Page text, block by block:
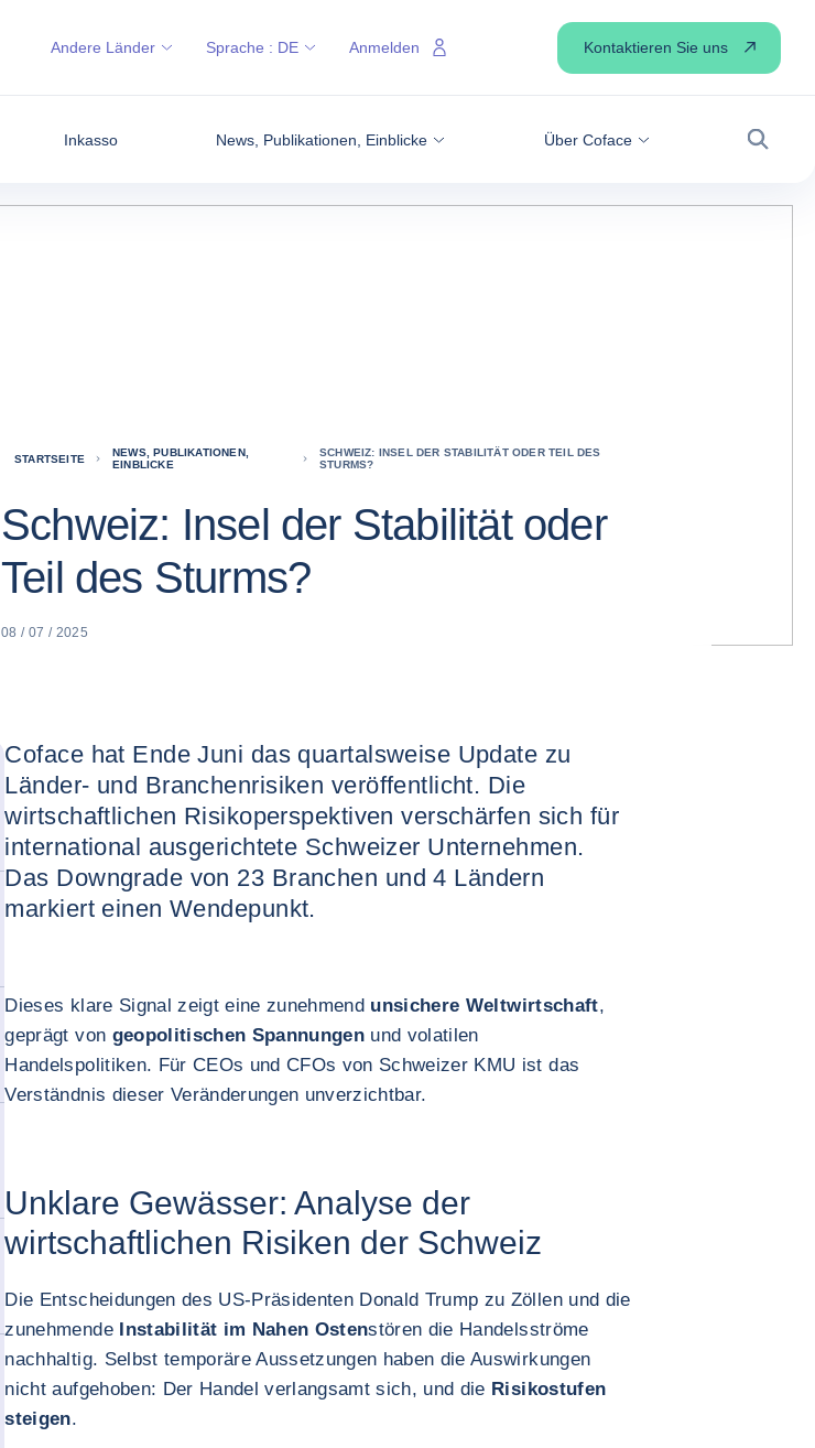
Inkasso News, Publikationen, Einblicke Über Coface
Suche
Andere Länder Sprache : DE Anmelden Kontaktieren Sie uns
STARTSEITE
NEWS, PUBLIKATIONEN,
EINBLICKE
SCHWEIZ: INSEL DER STABILITÄT ODER TEIL DES
STURMS?
Schweiz: Insel der Stabilität oder
Teil des Sturms?
08 / 07 / 2025
Coface hat Ende Juni das quartalsweise Update zu
Länder- und Branchenrisiken veröffentlicht. Die
wirtschaftlichen Risikoperspektiven verschärfen sich für
international ausgerichtete Schweizer Unternehmen.
Das Downgrade von 23 Branchen und 4 Ländern
markiert einen Wendepunkt.
Dieses klare Signal zeigt eine zunehmend unsichere Weltwirtschaft,
geprägt von geopolitischen Spannungen und volatilen
Handelspolitiken. Für CEOs und CFOs von Schweizer KMU ist das
Verständnis dieser Veränderungen unverzichtbar.
Unklare Gewässer: Analyse der
wirtschaftlichen Risiken der Schweiz
Die Entscheidungen des US-Präsidenten Donald Trump zu Zöllen und die
zunehmende Instabilität im Nahen Ostenstören die Handelsströme
nachhaltig. Selbst temporäre Aussetzungen haben die Auswirkungen
nicht aufgehoben: Der Handel verlangsamt sich, und die Risikostufen
steigen.